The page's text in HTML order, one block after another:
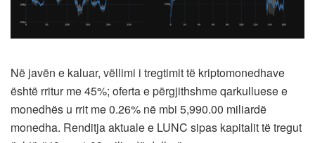
Në javën e kaluar, vëllimi i tregtimit të kriptomonedhave
është rritur me 45%; oferta e përgjithshme qarkulluese e
monedhës u rrit me 0.26% në mbi 5,990.00 miliardë
monedha. Renditja aktuale e LUNC sipas kapitalit të tregut